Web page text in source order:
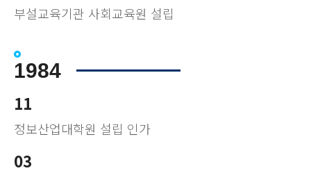
부설교육기관 사회교육원 설립
1984
11
정보산업대학원 설립 인가
03